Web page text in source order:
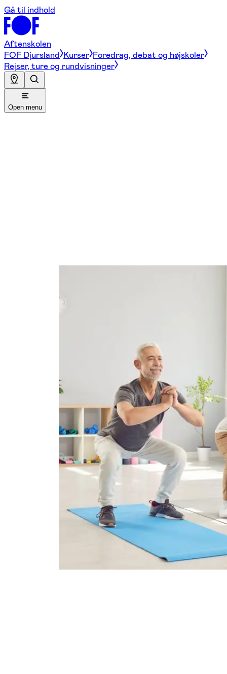
Gå til indhold
Aftenskolen
FOF Djursland Kurser Foredrag, debat og højskoler
Rejser, ture og rundvisninger
Open menu